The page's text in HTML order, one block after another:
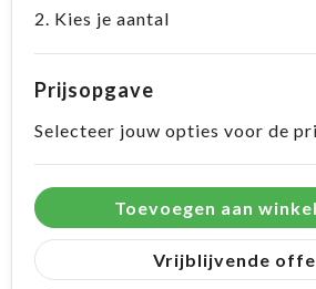
2. Kies je aantal
Prijsopgave
Selecteer jouw opties voor de
Toevoegen aan
Vrijblijvende